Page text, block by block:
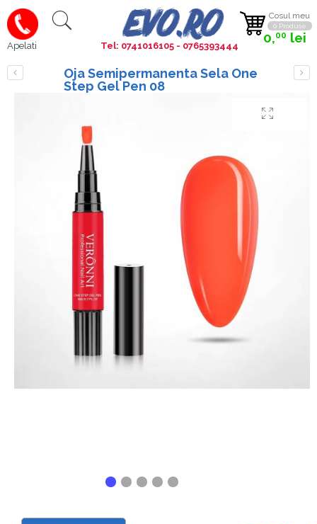
Apelati
Cosul meu
0 Produse
0,00 lei
Tel: 0741016105 - 0765393444
Oja Semipermanenta Sela One
Step Gel Pen 08